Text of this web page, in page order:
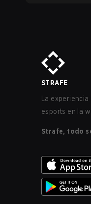
STRAFE
La
esports en la
Strafe, todo